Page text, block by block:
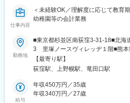
仕事内容
＜未経験OK／理解度に応じて教育
幼稚園等の会計業務
勤務地
■東京都杉並区南荻窪3-31-18■北海
3 里塚ノースヴィレッヂ１階■熊本
将来的に鹿児島新拠点（鹿児島市
保経営サービスの拠点にて、ご希望
――――――――――株式会社幼保経営
杉並区南荻窪3-31-18 チャイルド社3号館4階＜事業内容＞■認可保
【最寄り駅】
荻窪駅、上野幌駅、竜田口駅
給与
年収450万円／35歳
年収340万円／27歳